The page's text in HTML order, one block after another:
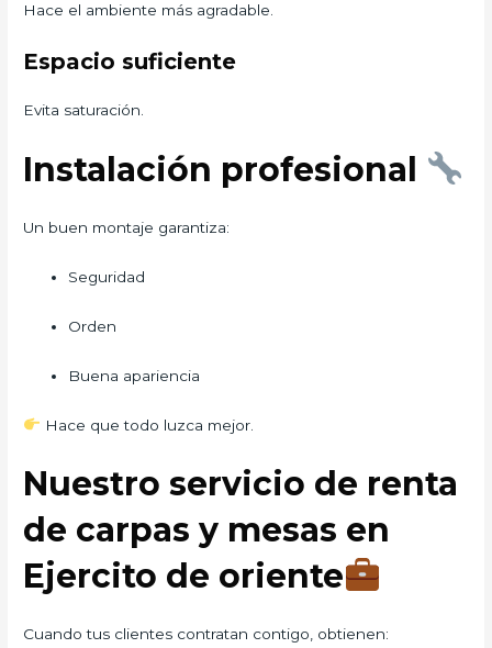
Hace el ambiente más agradable.
Espacio suficiente
Evita saturación.
Instalación profesional
Un buen montaje garantiza:
Seguridad
Orden
Buena apariencia
Hace que todo luzca mejor.
Nuestro servicio de renta
de carpas y mesas en
Ejercito de oriente
Cuando tus clientes contratan contigo, obtienen: